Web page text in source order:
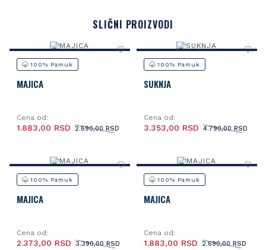
SLIČNI PROIZVODI
100% Pamuk
MAJICA
Cena od:
2.690,00 RSD
1.883,00 RSD
100% Pamuk
SUKNJA
Cena od:
4.790,00 RSD
3.353,00 RSD
100% Pamuk
MAJICA
Cena od:
3.390,00 RSD
2.373,00 RSD
100% Pamuk
MAJICA
Cena od:
2.690,00 RSD
1.883,00 RSD